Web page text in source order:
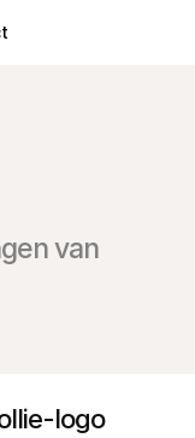
van
logo